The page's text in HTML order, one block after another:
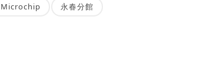
Microchip 永春分館